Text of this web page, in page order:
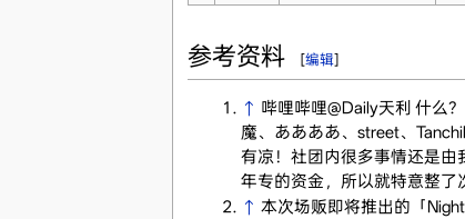
参考资料 [编辑]
↑ 哔哩哔哩@Daily天利 什么
魔、ああああ、street、
有凉！社团内很多事情还是
年专的资金，所以就特意整了
↑ 本次场贩即将推出的「